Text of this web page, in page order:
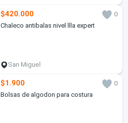
$420.000
0
Chaleco antibalas nivel llla expert
San Miguel
$1.900
0
Bolsas de algodon para costura